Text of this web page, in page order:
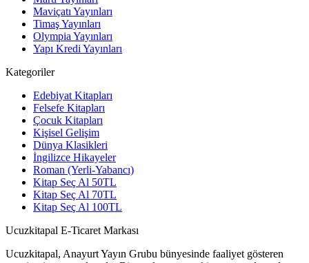
Maviçatı Yayınları
Timaş Yayınları
Olympia Yayınları
Yapı Kredi Yayınları
Kategoriler
Edebiyat Kitapları
Felsefe Kitapları
Çocuk Kitapları
Kişisel Gelişim
Dünya Klasikleri
İngilizce Hikayeler
Roman (Yerli-Yabancı)
Kitap Seç Al 50TL
Kitap Seç Al 70TL
Kitap Seç Al 100TL
Ucuzkitapal E-Ticaret Markası
Ucuzkitapal, Anayurt Yayın Grubu bünyesinde faaliyet gösteren